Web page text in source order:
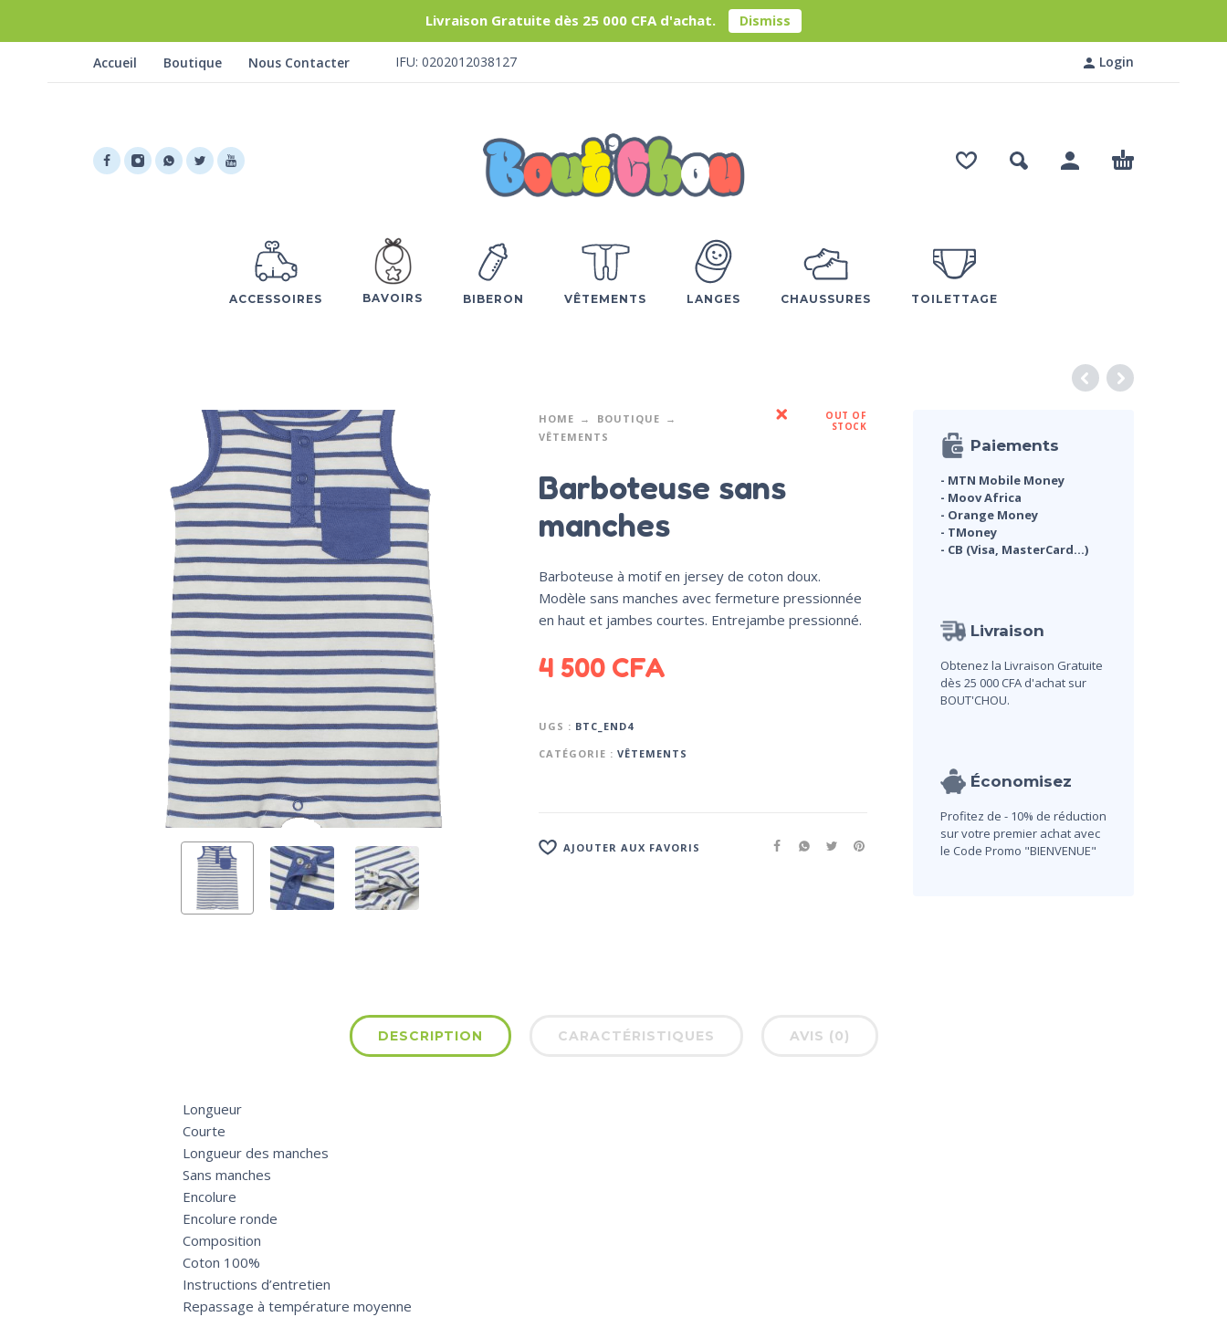
Livraison Gratuite dès 25 000 CFA d'achat. Dismiss
Accueil Boutique Nous Contacter IFU: 0202012038127 Login
ACCESSOIRES BAVOIRS BIBERON VÊTEMENTS LANGES CHAUSSURES TOILETTAGE
HOME
BOUTIQUE
VÊTEMENTS
OUT OF
STOCK
Barboteuse sans
manches
Barboteuse à motif en jersey de coton doux.
Modèle sans manches avec fermeture pressionnée
en haut et jambes courtes. Entrejambe pressionné.
4 500 CFA
UGS : BTC_END4
CATÉGORIE : VÊTEMENTS
AJOUTER AUX FAVORIS
Paiements
- MTN Mobile Money
- Moov Africa
- Orange Money
- TMoney
- CB (Visa, MasterCard...)
Livraison
Obtenez la Livraison Gratuite
dès 25 000 CFA d'achat sur
BOUT'CHOU.
Économisez
Profitez de - 10% de réduction
sur votre premier achat avec
le Code Promo "BIENVENUE"
DESCRIPTION CARACTÉRISTIQUES AVIS (0)
Longueur
Courte
Longueur des manches
Sans manches
Encolure
Encolure ronde
Composition
Coton 100%
Instructions d’entretien
Repassage à température moyenne